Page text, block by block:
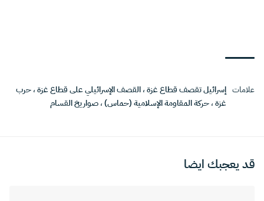
علامات إسرائيل تقصف قطاع غزة،القصف الإسرائيلي على قطاع غزة،حرب
غزة،حركة المقاومة الإسلامية (حماس)،صواريخ القسام
قد يعجبك ايضا